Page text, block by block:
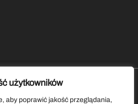
użytkowników
aby poprawić jakość przeglądania,
Lubuskiej